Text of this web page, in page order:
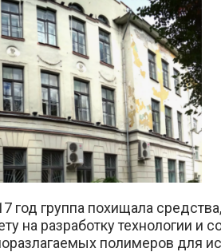
год группа похищала
на разработку технологии и
полимеров для